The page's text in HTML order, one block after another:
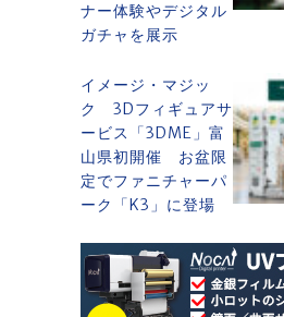
ナー体験やデジタル
ガチャを展示
イメージ・マジッ
ク 3Dフィギュアサ
ービス「3DME」富
山県初開催 お盆限
定でファニチャーパ
ーク「K3」に登場